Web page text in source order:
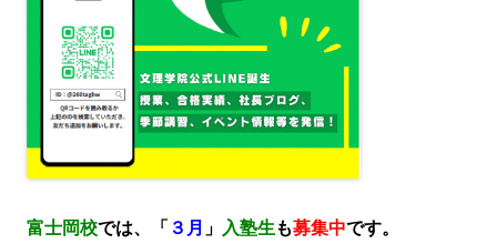
富士岡校では、「 ３月 」 入塾生 も募集中です。